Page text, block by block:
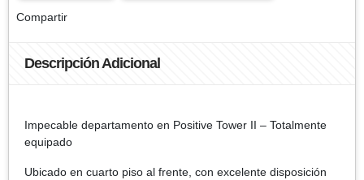
Compartir
Descripción Adicional
Impecable departamento en Positive Tower II – Totalmente
equipado
Ubicado en cuarto piso al frente, con excelente disposición